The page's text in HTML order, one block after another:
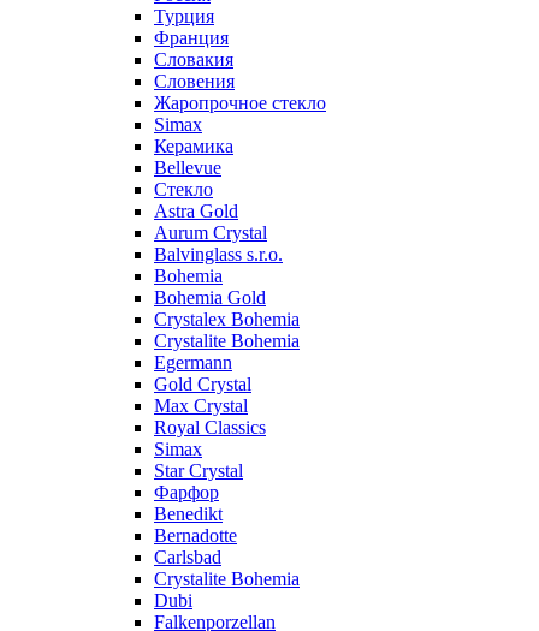
Турция
Франция
Словакия
Словения
Жаропрочное стекло
Simax
Керамика
Bellevue
Стекло
Astra Gold
Aurum Crystal
Balvinglass s.r.o.
Bohemia
Bohemia Gold
Crystalex Bohemia
Crystalite Bohemia
Egermann
Gold Crystal
Max Crystal
Royal Classics
Simax
Star Crystal
Фарфор
Benedikt
Bernadotte
Carlsbad
Crystalite Bohemia
Dubi
Falkenporzellan